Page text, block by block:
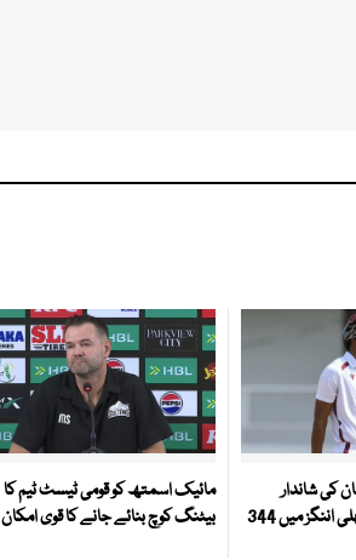
کی شاندار
بالنگ، ویسٹ انڈیز پہلی اننگز میں 344
مائیک اسمتھ کو قومی ٹیسٹ ٹیم کا
بیٹنگ کوچ بنائے جانے کا قوی امکان